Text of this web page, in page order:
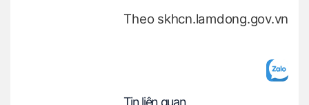
Theo skhcn.lamdong.gov.vn
Tin liên quan